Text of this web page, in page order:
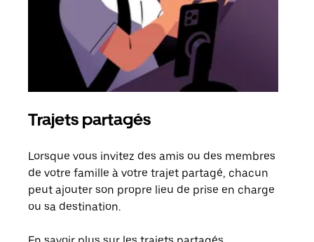
Trajets partagés
Lorsque vous invitez des amis ou des membres
de votre famille à votre trajet partagé, chacun
peut ajouter son propre lieu de prise en charge
ou sa destination.